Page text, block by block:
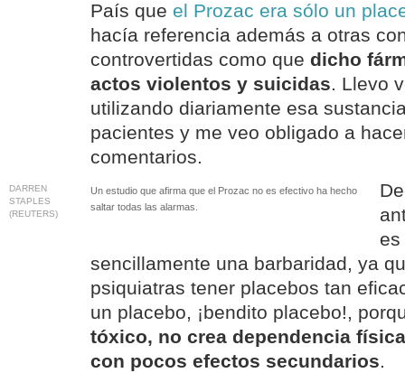
País que el Prozac era sólo un
hacía referencia además a otras
controvertidas como que dicho
actos violentos y suicidas. Llevo
utilizando diariamente esa
pacientes y me veo obligado a
comentarios.
DARREN
STAPLES
(REUTERS)
Un estudio que afirma que el Prozac no es efectivo ha hecho
saltar todas las alarmas.
sencillamente una barbaridad, ya
psiquiatras tener placebos tan
un placebo, ¡bendito placebo!,
tóxico, no crea dependencia
con pocos efectos secundarios.